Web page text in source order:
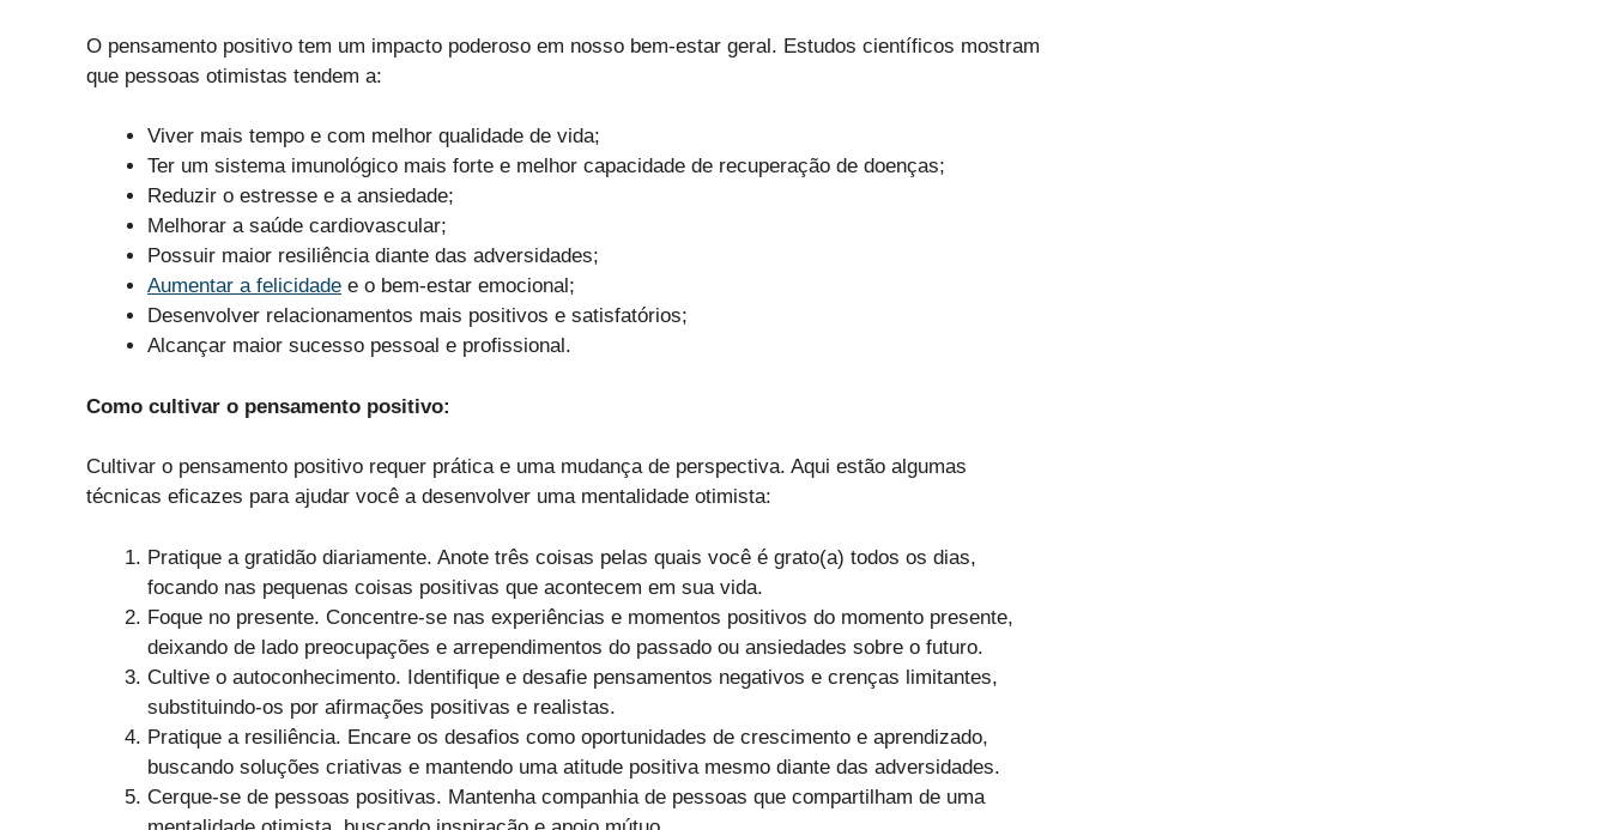
O pensamento positivo tem um impacto poderoso em nosso bem-estar geral. Estudos científicos mostram
que pessoas otimistas tendem a:
Viver mais tempo e com melhor qualidade de vida;
Ter um sistema imunológico mais forte e melhor capacidade de recuperação de doenças;
Reduzir o estresse e a ansiedade;
Melhorar a saúde cardiovascular;
Possuir maior resiliência diante das adversidades;
Aumentar a felicidade e o bem-estar emocional;
Desenvolver relacionamentos mais positivos e satisfatórios;
Alcançar maior sucesso pessoal e profissional.
Como cultivar o pensamento positivo:
Cultivar o pensamento positivo requer prática e uma mudança de perspectiva. Aqui estão algumas
técnicas eficazes para ajudar você a desenvolver uma mentalidade otimista:
Pratique a gratidão diariamente. Anote três coisas pelas quais você é grato(a) todos os dias,
focando nas pequenas coisas positivas que acontecem em sua vida.
Foque no presente. Concentre-se nas experiências e momentos positivos do momento presente,
deixando de lado preocupações e arrependimentos do passado ou ansiedades sobre o futuro.
Cultive o autoconhecimento. Identifique e desafie pensamentos negativos e crenças limitantes,
substituindo-os por afirmações positivas e realistas.
Pratique a resiliência. Encare os desafios como oportunidades de crescimento e aprendizado,
buscando soluções criativas e mantendo uma atitude positiva mesmo diante das adversidades.
Cerque-se de pessoas positivas. Mantenha companhia de pessoas que compartilham de uma